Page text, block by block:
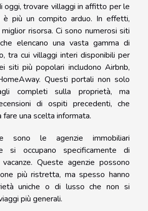
oggi, trovare villaggi in affitto per le
è più un compito arduo. In effetti,
risorsa. Ci sono numerosi siti
elencano una vasta gamma di
tra cui villaggi interi disponibili per
siti più popolari includono Airbnb,
Questi portali non solo
completi sulla proprietà, ma
di ospiti precedenti, che
una scelta informata.
sono le agenzie immobiliari
si occupano specificamente di
Queste agenzie possono
più ristretta, ma spesso hanno
uniche o di lusso che non si
più generali.